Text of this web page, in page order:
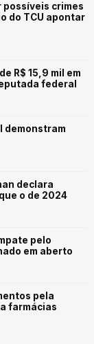
possíveis crimes
do TCU apontar
R$ 15,9 mil em
federal
demonstram
declara
o de 2024
pelo
em aberto
pela
farmácias